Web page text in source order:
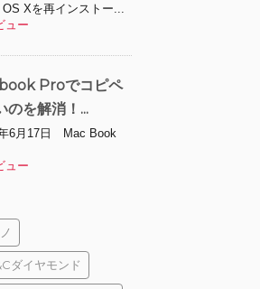
Xを再インストー...
ュー
Proでコピペ
のを解消！...
6月17日 Mac Book
ュー
ダイヤモンド